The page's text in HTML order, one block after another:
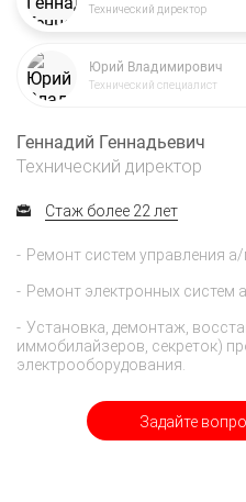
Технический директор
Юрий Владимирович
Технический специалист
Задайте
Геннадий Геннадьевич
Технический директор
Стаж более 22 лет
Ремонт систем управления
Ремонт электронных систем
Установка, демонтаж,
иммобилайзеров, секреток)
электрооборудования.